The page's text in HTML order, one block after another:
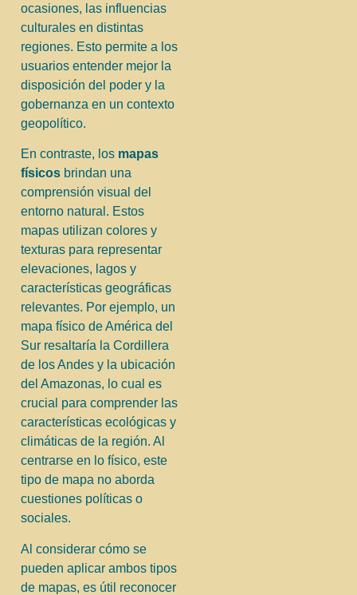
ocasiones, las influencias
culturales en distintas
regiones. Esto permite a los
usuarios entender mejor la
disposición del poder y la
gobernanza en un contexto
geopolítico.
En contraste, los mapas
físicos brindan una
comprensión visual del
entorno natural. Estos
mapas utilizan colores y
texturas para representar
elevaciones, lagos y
características geográficas
relevantes. Por ejemplo, un
mapa físico de América del
Sur resaltaría la Cordillera
de los Andes y la ubicación
del Amazonas, lo cual es
crucial para comprender las
características ecológicas y
climáticas de la región. Al
centrarse en lo físico, este
tipo de mapa no aborda
cuestiones políticas o
sociales.
Al considerar cómo se
pueden aplicar ambos tipos
de mapas, es útil reconocer